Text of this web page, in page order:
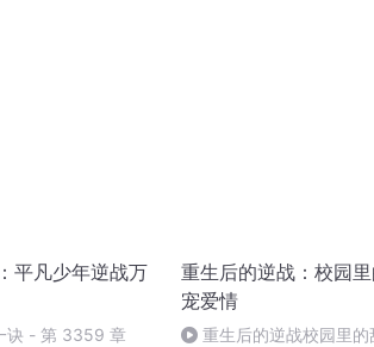
平凡少年逆战万
诀 - 第 3359 章
重生后的逆战：校园
宠爱情
重生后的逆战校园里的